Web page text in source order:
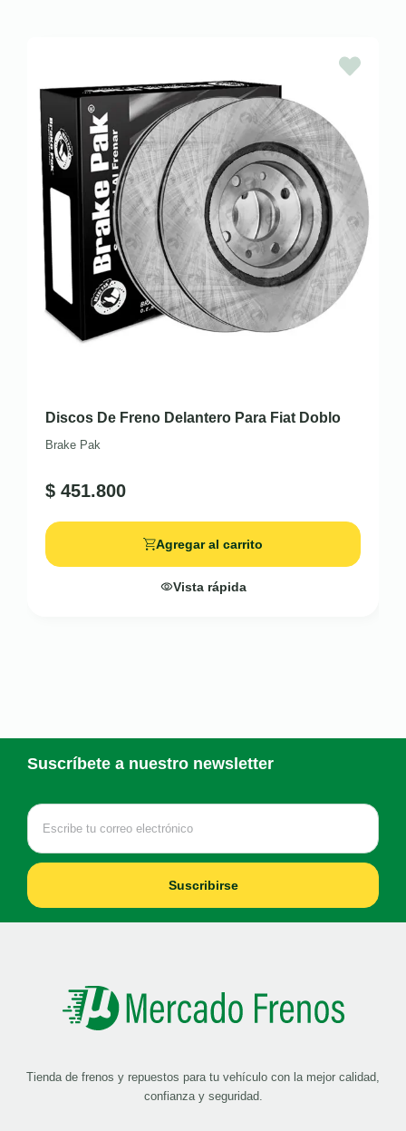
Discos De Freno Delantero Para Fiat Doblo
Brake Pak
$ 451.800
Agregar al carrito
Vista rápida
Suscríbete a nuestro newsletter
Suscribirse
Tienda de frenos y repuestos para tu vehículo con la mejor calidad,
confianza y seguridad.